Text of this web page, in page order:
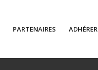
PARTENAIRES ADHÉRER